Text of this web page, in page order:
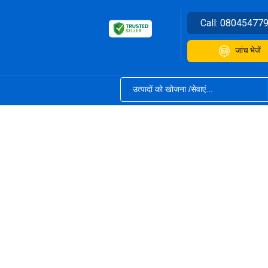
Call:
जांच भेजें